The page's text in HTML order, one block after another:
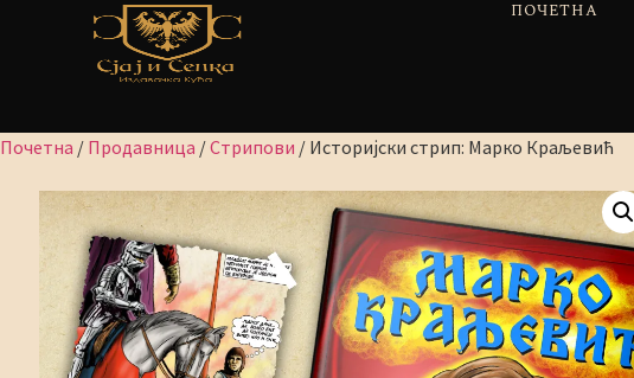
ПОЧЕТНА
Почетна / Продавница /Стрипови / Историјски стрип: Марко Краљевић